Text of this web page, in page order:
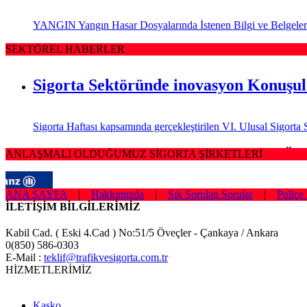
YANGIN Yangın Hasar Dosyalarında İstenen Bilgi ve
SEKTÖREL HABERLER
Sigorta Sektöründe inovasyon
Sigorta Haftası kapsamında gerçekleştirilen VI. Ulusal
Sağlığım Tamam Sigortası ile Effie
Hayata geçirdiği ilkleri ve yenilikçi çözümleriyle sigorta
Borçluyuz Ama Birikimi Seviyoruz
NN Hayat ve Emeklilik adına Nielsen tarafından ilki Temmuz
ANLAŞMALI OLDUĞUMUZ SİGORTA ŞİRKETLERİ
ANA SAYFA | Hakkımızda | Sık Sorulan Sorular| Poliçe
İLETİŞİM BİLGİLERİMİZ
Kabil Cad. ( Eski 4.Cad ) No:51/5 Öveçler - Çankaya / Ankara
0(850) 586-0303
E-Mail : teklif@trafikvesigorta.com.tr
HİZMETLERİMİZ